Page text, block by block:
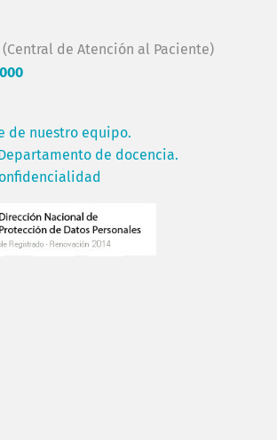
(Central de Atención al Paciente)
de nuestro equipo.
de docencia.